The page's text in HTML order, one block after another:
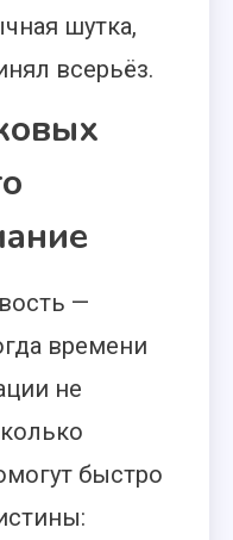
шутка,
всерьёз.
—
времени
не
быстро